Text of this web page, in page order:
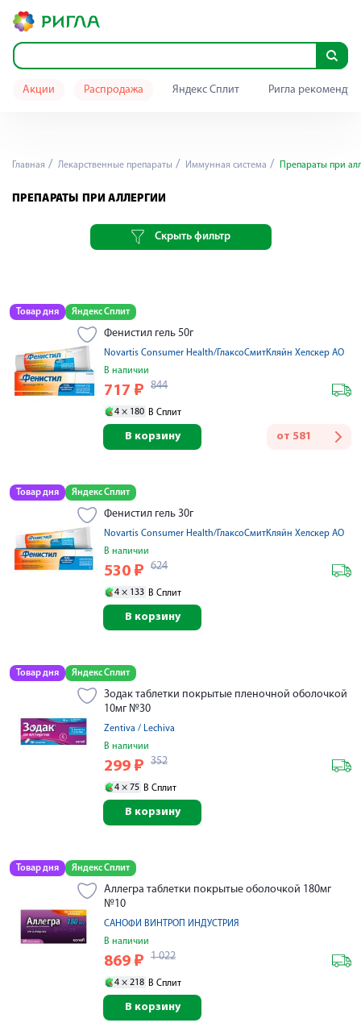
Акции Распродажа Яндекс Сплит Ригла
Главная Лекарственные препараты Иммунная система Препараты при
ПРЕПАРАТЫ ПРИ АЛЛЕРГИИ
Скрыть фильтр
Товар дня Яндекс Сплит
Фенистил гель 50г
Novartis Consumer Health/ГлаксоСмитКляйн Хелскер АО
В наличии
717 ₽ 844
4 × 180 В Сплит
от 581
В корзину
Товар дня Яндекс Сплит
Фенистил гель 30г
Novartis Consumer Health/ГлаксоСмитКляйн Хелскер АО
В наличии
530 ₽ 624
4 × 133 В Сплит
В корзину
Товар дня Яндекс Сплит
Зодак таблетки покрытые пленочной оболочкой
10мг №30
Zentiva / Lechiva
В наличии
299 ₽ 352
4 × 75 В Сплит
В корзину
Товар дня Яндекс Сплит
Аллегра таблетки покрытые оболочкой 180мг
№10
САНОФИ ВИНТРОП ИНДУСТРИЯ
В наличии
869 ₽ 1 022
4 × 218 В Сплит
В корзину